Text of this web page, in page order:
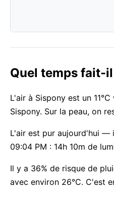
Quel temps fait-
L'air à Sispony est un
Sispony. Sur la peau, on
L'air est pur aujourd'hui —
09:04 PM : 14h 10m de
Il y a 36% de risque de
avec environ 26°C. C'est